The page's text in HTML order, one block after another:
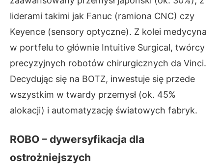
liderami takimi jak Fanuc (ramiona CNC) czy
Keyence (sensory optyczne). Z kolei medycyna
w portfelu to głównie Intuitive Surgical, twórcy
precyzyjnych robotów chirurgicznych da Vinci.
Decydując się na BOTZ, inwestuje się przede
wszystkim w twardy przemysł (ok. 45%
alokacji) i automatyzację światowych fabryk.
ROBO – dywersyfikacja dla
ostrożniejszych